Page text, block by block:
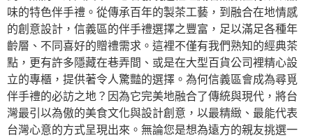
味的特色伴手禮。從傳承百年的製茶工藝，到融合在地情感
的創意設計，信義區的伴手禮選擇之豐富，足以滿足各種年
齡層、不同喜好的贈禮需求。這裡不僅有我們熟知的經典茶
點，更有許多隱藏在巷弄間、或是在大型百貨公司裡精心設
立的專櫃，提供著令人驚豔的選擇。為何信義區會成為尋覓
伴手禮的必訪之地？因為它完美地融合了傳統與現代，將台
灣最引以為傲的美食文化與設計創意，以最精緻、最能代表
台灣心意的方式呈現出來。無論您是想為遠方的親友挑選一